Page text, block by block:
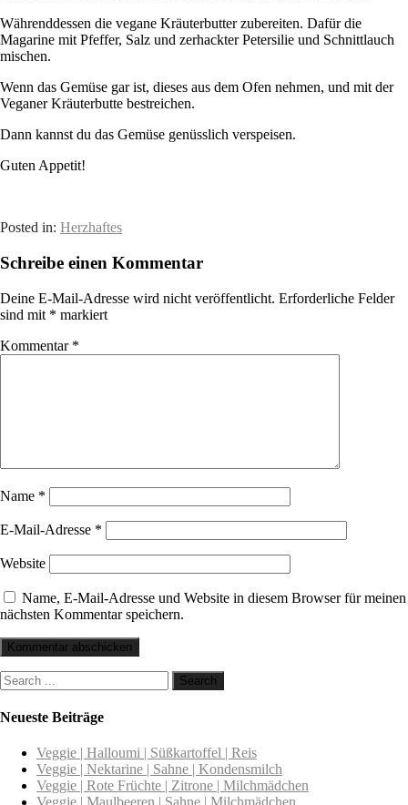
Währenddessen die vegane Kräuterbutter zubereiten. Dafür die
Magarine mit Pfeffer, Salz und zerhackter Petersilie und Schnittlauch
mischen.
Wenn das Gemüse gar ist, dieses aus dem Ofen nehmen, und mit der
Veganer Kräuterbutte bestreichen.
Dann kannst du das Gemüse genüsslich verspeisen.
Guten Appetit!
Posted in: Herzhaftes
Schreibe einen Kommentar
Deine E-Mail-Adresse wird nicht veröffentlicht. Erforderliche Felder
sind mit * markiert
Kommentar *
Name *
E-Mail-Adresse *
Website
Name, E-Mail-Adresse und Website in diesem Browser für meinen
nächsten Kommentar speichern.
Neueste Beiträge
Veggie | Halloumi | Süßkartoffel | Reis
Veggie | Nektarine | Sahne | Kondensmilch
Veggie | Rote Früchte | Zitrone | Milchmädchen